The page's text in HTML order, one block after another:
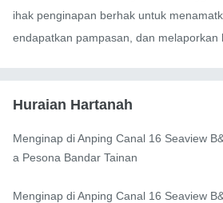
ihak penginapan berhak untuk
endapatkan pampasan, dan melaporkan
Huraian Hartanah
Menginap di Anping Canal 16 Seaview
a Pesona Bandar Tainan
Menginap di Anping Canal 16 Seaview